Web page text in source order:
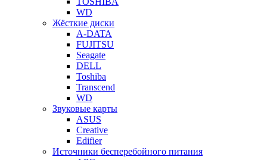
WD
Жёсткие диски
A-DATA
FUJITSU
Seagate
DELL
Toshiba
Transcend
WD
Звуковые карты
ASUS
Creative
Edifier
Источники бесперебойного питания